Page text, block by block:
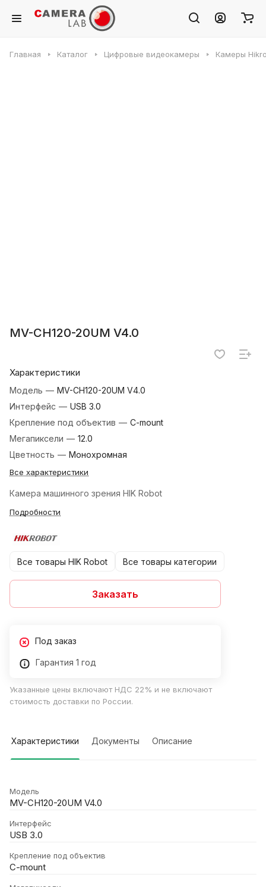
Главная Каталог Цифровые видеокамеры Камеры
MV-CH120-20UM V4.0
Характеристики
Модель — MV-CH120-20UM V4.0
Интерфейс — USB 3.0
Крепление под объектив — C-mount
Мегапиксели — 12.0
Цветность — Монохромная
Все характеристики
Камера машинного зрения HIK Robot
Подробности
Все товары HIK Robot Все товары категории
Заказать
Под заказ
Гарантия 1 год
Указанные цены включают НДС 22% и не включают
стоимость доставки по России.
Характеристики Документы Описание
Модель
MV-CH120-20UM V4.0
Интерфейс
USB 3.0
Крепление под объектив
C-mount